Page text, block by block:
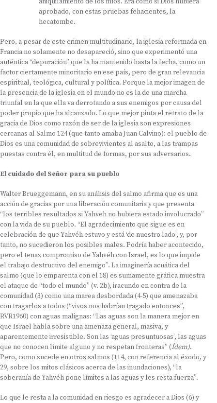
aprobado, con estas pruebas fehacientes, la
hecatombe.
Pero, a pesar de este crimen multitudinario, la iglesia reformada en
Francia no solamente no desapareció, sino que experimentó una
auténtica “depuración” que la ha mantenido hasta la fecha, como un
factor ciertamente minoritario en ese país, pero de gran relevancia
espiritual, teológica, cultural y política. Porque la mejor imagen de
la presencia de la iglesia en el mundo no es la de una marcha
triunfal en la que ella va derrotando a sus enemigos por causa del
poder propio que ha alcanzado. Lo que mejor pinta el retrato de la
gracia de Dios como razón de ser de la iglesia son expresiones
cercanas al Salmo 124 (que tanto amaba Juan Calvino): el pueblo de
Dios es una comunidad de sobrevivientes al asalto, a las trampas
puestas contra él, en multitud de formas, por sus adversarios.
El cuidado del Señor para su pueblo
Walter Brueggemann, en su análisis del salmo afirma que es una
acción de gracias por una liberación comunitaria y que presenta
“los terribles resultados si Yahveh no hubiera estado involucrado”
con la vida de su pueblo. “El agradecimiento que sigue es en
celebración de que Yahvéh estuvo y está ‘de nuestro lado’, y, por
tanto, no sucedieron los posibles males. Podría haber acontecido,
pero el tenaz compromiso de Yahvéh con Israel, es lo que impide
el trabajo destructivo del enemigo”. La imaginería acuática del
salmo (que lo emparenta con el 18) es sumamente gráfica muestra
el ataque de “todo el mundo” (v. 2b), iracundo en contra de la
comunidad (3) como una marea desbordada (4-5) que amenazaba
con tragarlos a todos (“vivos nos habrían tragado entonces”,
RVR1960) con aguas malignas: “Las aguas son la manera mejor en
que Israel habla sobre una amenaza general, masiva, y
aparentemente irresistible. Son las ‘aguas presuntuosas’, las aguas
que no conocen límite alguno y no respetan fronteras” (Ídem).
Pero, como sucede en otros salmos (114, con referencia al éxodo, y
29, sobre los mitos clásicos acerca de las inundaciones), “la
soberanía de Yahvéh pone límites a las aguas y les resta fuerza”.
Lo que le resta a la comunidad en riesgo es agradecer a Dios (6) y